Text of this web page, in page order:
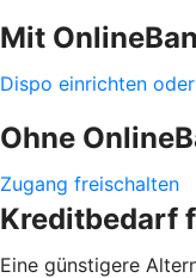
Mit
Dispo einrichten
Ohne
Zugang freischalten
Kreditbedarf
Eine günstigere